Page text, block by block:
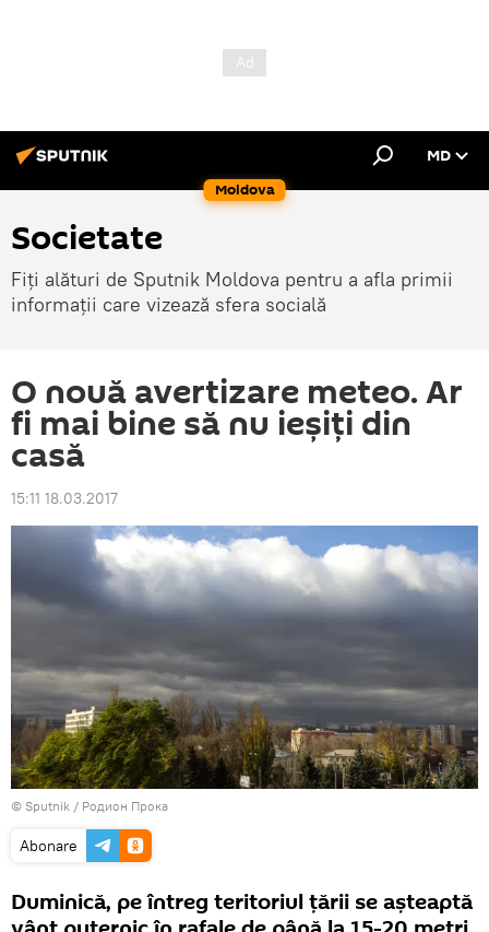
Moldova
MD
Societate
Fiți alături de Sputnik Moldova pentru a afla primii
informații care vizează sfera socială
O nouă avertizare meteo. Ar
fi mai bine să nu ieșiți din
casă
15:11 18.03.2017
© Sputnik / Родион Прока
Abonare
Duminică, pe întreg teritoriul țării se așteaptă